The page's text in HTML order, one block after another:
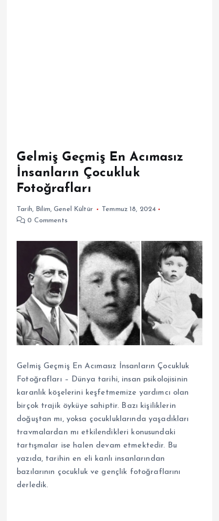
Gelmiş Geçmiş En Acımasız
İnsanların Çocukluk
Fotoğrafları
Tarih, Bilim,Genel Kültür
Temmuz 18, 2024
0 Comments
Gelmiş Geçmiş En Acımasız İnsanların Çocukluk
Fotoğrafları – Dünya tarihi, insan psikolojisinin
karanlık köşelerini keşfetmemize yardımcı olan
birçok trajik öyküye sahiptir. Bazı kişiliklerin
doğuştan mı, yoksa çocukluklarında yaşadıkları
travmalardan mı etkilendikleri konusundaki
tartışmalar ise halen devam etmektedir. Bu
yazıda, tarihin en eli kanlı insanlarından
bazılarının çocukluk ve gençlik fotoğraflarını
derledik.